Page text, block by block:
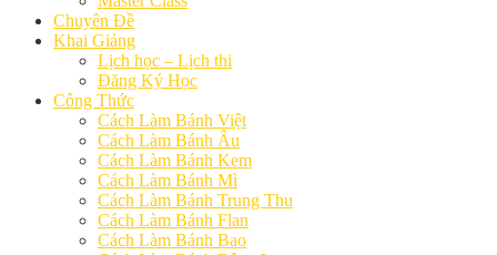
Chuyên Đề
Khai Giảng
Lịch học – Lịch thi
Đăng Ký Học
Công Thức
Cách Làm Bánh Việt
Cách Làm Bánh Âu
Cách Làm Bánh Kem
Cách Làm Bánh Mì
Cách Làm Bánh Trung Thu
Cách Làm Bánh Flan
Cách Làm Bánh Bao